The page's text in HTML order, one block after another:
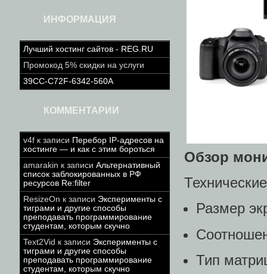
ИНФОРМАЦИЯ
Лучший хостинг сайтов - REG.RU
Промокод 5% скидки на услуги
39CC-C72F-6342-560A
КОММЕНТАРИИ
v4f к записи Перебор IP-адресов на
хостинге — и как с этим бороться
amarakin к записи Альтернативный
список заблокированных в РФ
ресурсов Re:filter
ResizeOn к записи Эксперименты с
тиграми и другие способы
преподавать программирование
студентам, которым скучно
Text2Vid к записи Эксперименты с
тиграми и другие способы
преподавать программирование
студентам, которым скучно
Обзор
Размер
Тип